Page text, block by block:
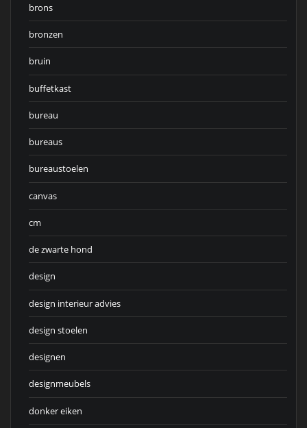
brons
bronzen
bruin
buffetkast
bureau
bureaus
bureaustoelen
canvas
cm
de zwarte hond
design
design interieur advies
design stoelen
designen
designmeubels
donker eiken